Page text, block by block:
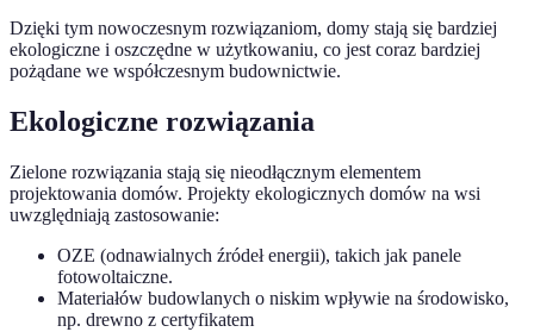
Dzięki tym nowoczesnym rozwiązaniom, domy stają się bardziej
ekologiczne i oszczędne w użytkowaniu, co jest coraz bardziej
pożądane we współczesnym budownictwie.
Ekologiczne rozwiązania
Zielone rozwiązania stają się nieodłącznym elementem
projektowania domów. Projekty ekologicznych domów na wsi
uwzględniają zastosowanie:
OZE (odnawialnych źródeł energii), takich jak panele
fotowoltaiczne.
Materiałów budowlanych o niskim wpływie na środowisko,
np. drewno z certyfikatem